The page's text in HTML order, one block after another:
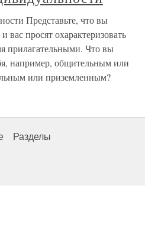
Представьте, что вы
вас просят охарактеризовать
прилагательными. Что вы
например, общительным или
или приземленным?
Разделы